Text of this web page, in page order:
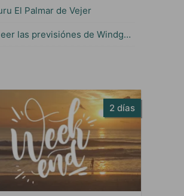
El Palmar de Vejer
Cómo leer las previsiónes de Windguru
2 días